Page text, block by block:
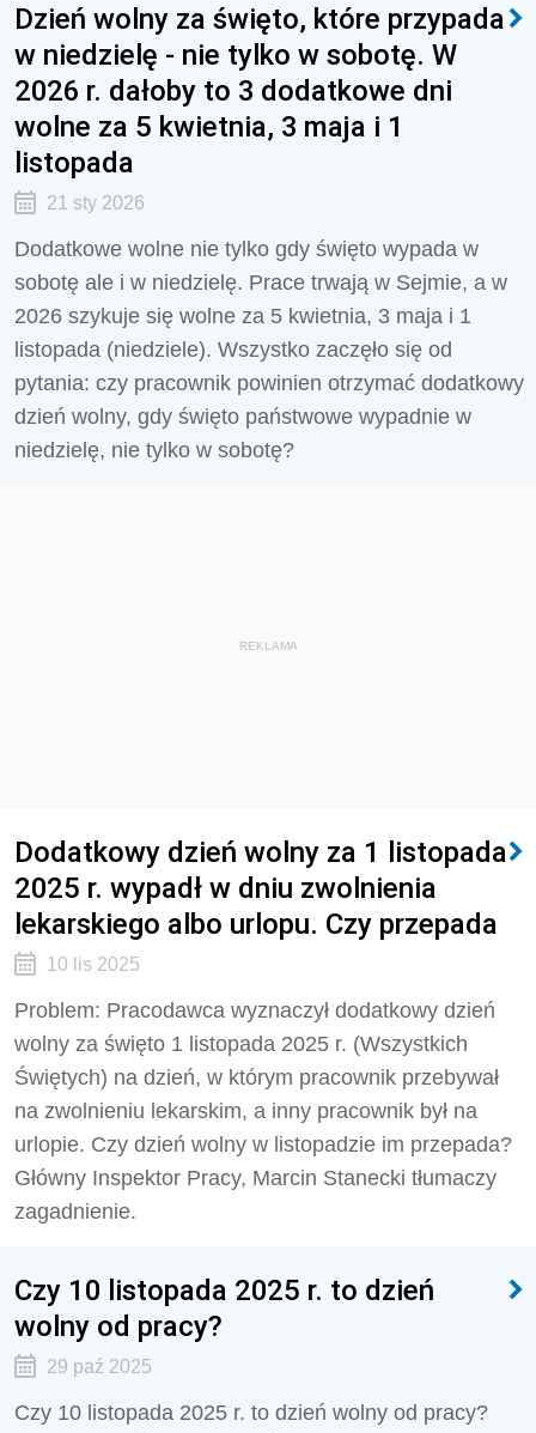
Dzień wolny za święto, które przypada
w niedzielę - nie tylko w sobotę. W
2026 r. dałoby to 3 dodatkowe dni
wolne za 5 kwietnia, 3 maja i 1
listopada
21 sty 2026
Dodatkowe wolne nie tylko gdy święto wypada w
sobotę ale i w niedzielę. Prace trwają w Sejmie, a w
2026 szykuje się wolne za 5 kwietnia, 3 maja i 1
listopada (niedziele). Wszystko zaczęło się od
pytania: czy pracownik powinien otrzymać dodatkowy
dzień wolny, gdy święto państwowe wypadnie w
niedzielę, nie tylko w sobotę?
REKLAMA
Dodatkowy dzień wolny za 1 listopada
2025 r. wypadł w dniu zwolnienia
lekarskiego albo urlopu. Czy przepada
10 lis 2025
Problem: Pracodawca wyznaczył dodatkowy dzień
wolny za święto 1 listopada 2025 r. (Wszystkich
Świętych) na dzień, w którym pracownik przebywał
na zwolnieniu lekarskim, a inny pracownik był na
urlopie. Czy dzień wolny w listopadzie im przepada?
Główny Inspektor Pracy, Marcin Stanecki tłumaczy
zagadnienie.
Czy 10 listopada 2025 r. to dzień
wolny od pracy?
29 paź 2025
Czy 10 listopada 2025 r. to dzień wolny od pracy?